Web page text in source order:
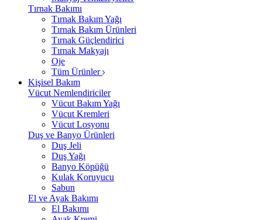
Tırnak Bakımı
Tırnak Bakım Yağı
Tırnak Bakım Ürünleri
Tırnak Güçlendirici
Tırnak Makyajı
Oje
Tüm Ürünler
Kişisel Bakım
Vücut Nemlendiriciler
Vücut Bakım Yağı
Vücut Kremleri
Vücut Losyonu
Duş ve Banyo Ürünleri
Duş Jeli
Duş Yağı
Banyo Köpüğü
Kulak Koruyucu
Sabun
El ve Ayak Bakımı
El Bakımı